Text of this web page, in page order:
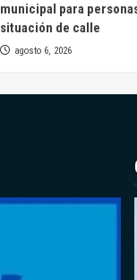
municipal para
situación de calle
agosto 6, 2026